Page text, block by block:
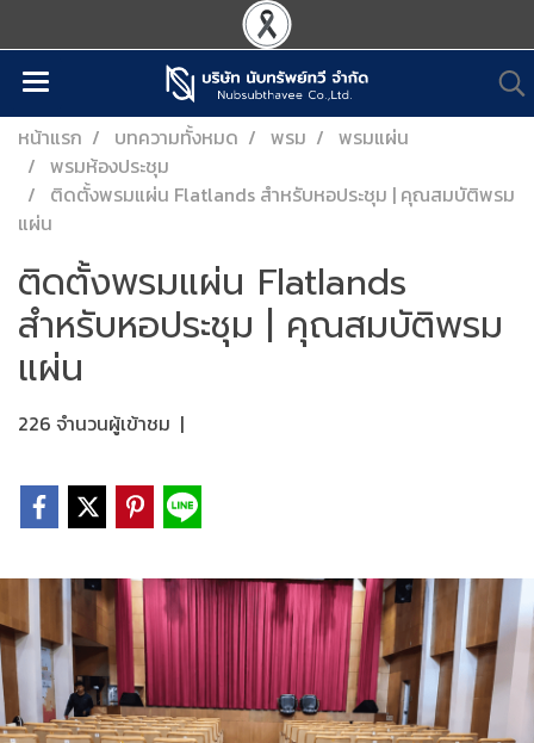
หน้าแรก บทความทั้งหมด พรม
พรมแผ่น
พรมห้องประชุม
ติดตั้งพรมแผ่น Flatlands สำหรับหอประชุม | คุณสมบัติพรม
แผ่น
ติดตั้งพรมแผ่น Flatlands
สำหรับหอประชุม | คุณสมบัติพรม
แผ่น
226 จำนวนผู้เข้าชม |